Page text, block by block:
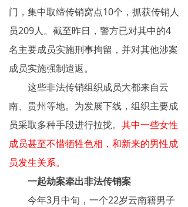
传销骗术
传销案例
违规直销
涉传公司
专家论点
揭秘传销
直销与传销详解
门，集中取缔传销窝点10个，抓获传销人
员209人。截至昨日，警方已对其中的4
名主要成员实施刑事拘留，并对其他涉案
成员实施强制遣返。
这些非法传销组织成员大都来自云
南、贵州等地。为发展下线，组织主要成
员采取多种手段进行拉拢。 其中一些女性
成员甚至不惜牺牲色相，和新来的男性成
员发生关系。
一起劫案牵出非法传销案
今年3月中旬，一个22岁云南籍男子